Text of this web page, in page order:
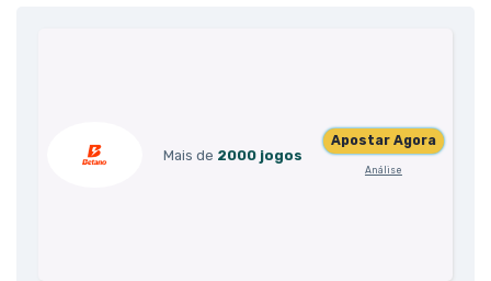
Mais de 2000 jogos
Apostar Agora
Análise